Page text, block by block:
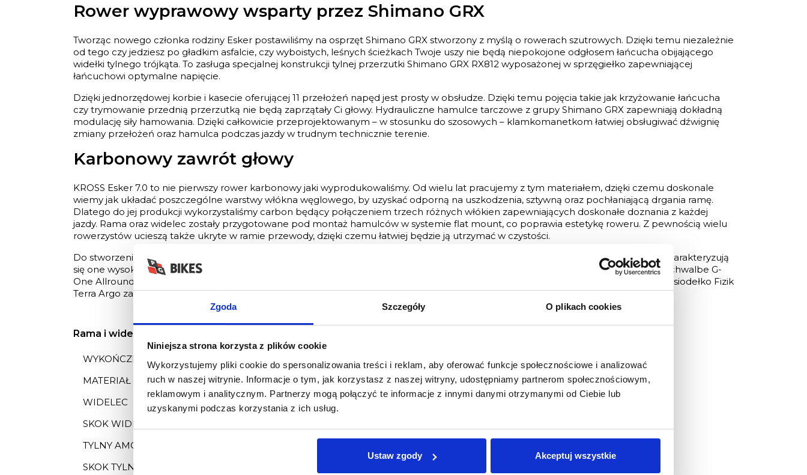
Zgoda Szczegóły O plikach cookies
Niniejsza strona korzysta z plików cookie
Wykorzystujemy pliki cookie do spersonalizowania treści i reklam, aby oferować funkcje społecznościowe i analizować
ruch w naszej witrynie. Informacje o tym, jak korzystasz z naszej witryny, udostępniamy partnerom społecznościowym,
reklamowym i analitycznym. Partnerzy mogą połączyć te informacje z innymi danymi otrzymanymi od Ciebie lub
uzyskanymi podczas korzystania z ich usług.
Ustaw zgody Akceptuj wszystkie
Rower wyprawowy wsparty przez Shimano GRX
Tworząc nowego członka rodziny Esker postawiliśmy na osprzęt Shimano GRX stworzony z myślą o rowerach szutrowych. Dzięki temu niezależnie
od tego czy jedziesz po gładkim asfalcie, czy wyboistych, leśnych ścieżkach Twoje uszy nie będą niepokojone odgłosem łańcucha obijającego
widełki tylnego trójkąta. To zasługa specjalnej konstrukcji tylnej przerzutki Shimano GRX RX812 wyposażonej w sprzęgiełko zapewniającej
łańcuchowi optymalne napięcie.
Dzięki jednorzędowej korbie i kasecie oferującej 11 przełożeń napęd jest prosty w obsłudze. Dzięki temu pojęcia takie jak krzyżowanie łańcucha
czy trymowanie przednią przerzutką nie będą zaprzątały Ci głowy. Hydrauliczne hamulce tarczowe z grupy Shimano GRX zapewniają dokładną
modulację siły hamowania. Dzięki całkowicie przeprojektowanym – w stosunku do szosowych – klamkomanetkom łatwiej obsługiwać dźwignię
zmiany przełożeń oraz hamulca podczas jazdy w trudnym technicznie terenie.
Karbonowy zawrót głowy
KROSS Esker 7.0 to nie pierwszy rower karbonowy jaki wyprodukowaliśmy. Od wielu lat pracujemy z tym materiałem, dzięki czemu doskonale
wiemy jak układać poszczególne warstwy włókna węglowego, by uzyskać odporną na uszkodzenia, sztywną oraz pochłaniającą drgania ramę.
Dlatego do jej produkcji wykorzystaliśmy carbon będący połączeniem trzech różnych włókien zapewniających doskonałe doznania z każdej
jazdy. Rama oraz widelec zostały przygotowane pod montaż hamulców w systemie flat mount, co poprawia estetykę roweru. Z pewnością wielu
rowerzystów ucieszą także ukryte w ramie przewody, dzięki czemu łatwiej będzie ją utrzymać w czystości.
Do stworzenia kół w KROSS Esker 7.0 wykorzystaliśmy wysokiej jakości obręcze DT SWISS G540 o szerokości wewnętrznej 24mm. Charakteryzują
się one wysoką odpornością na uszkodzenia oraz niską wagą. W połączeniu z oponami przystosowanymi pod system bezdętkowy Schwalbe G-
One Allround o szerokości 40 mm stanowią doskonały zestaw do jazdy w każdych warunkach. Za komfortowe siedzenie odpowiada siodełko Fizik
Terra Argo zaprojektowane z myślą o rowerach szutrowych
Rama i widelec
WYKOŃCZENIE LAKIERU
POŁYSK
MATERIAŁ RAMY
CARBON
WIDELEC
CARBON
SKOK WIDELCA
TYLNY AMORTYZATOR
SKOK TYLNEGO AMORTYZATORA